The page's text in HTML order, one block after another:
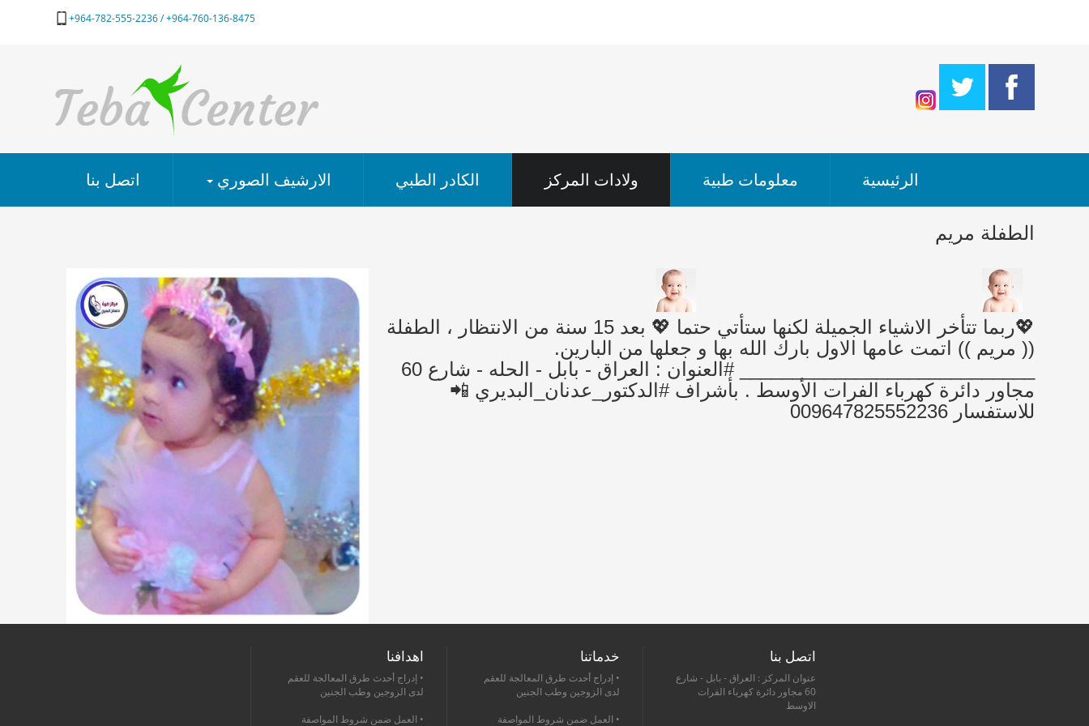
964-760-136-8475+ / 964-782-555-2236+
اتصل بنا الارشيف الصوري الكادر الطبي ولادات المركز معلومات طبية الرئيسية
الطفلة مريم
💖ربما تتأخر الاشياء الجميلة لكنها ستأتي حتما 💖 بعد 15 سنة من الانتظار ، الطفلة
(( مريم )) اتمت عامها الاول بارك الله بها و جعلها من البارين.
____________________________ #العنوان : العراق - بابل - الحله - شارع 60
مجاور دائرة كهرباء الفرات الأوسط . بأشراف #الدكتور_عدنان_البديري 📲
للاستفسار 009647825552236
اهدافنا
• إدراج أحدث طرق المعالجة للعقم
لدى الزوجين وطب الجنين
• العمل ضمن شروط المواصفة
خدماتنا
• إدراج أحدث طرق المعالجة للعقم
لدى الزوجين وطب الجنين
• العمل ضمن شروط المواصفة
اتصل بنا
عنوان المركز : العراق - بابل - شارع
60 مجاور دائرة كهرباء الفرات
الاوسط